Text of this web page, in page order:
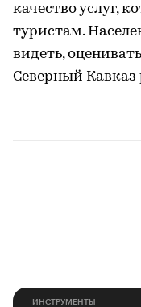
качество услуг,
туристам.
видеть,
Северный Кавказ
ИНСТРУМЕНТЫ